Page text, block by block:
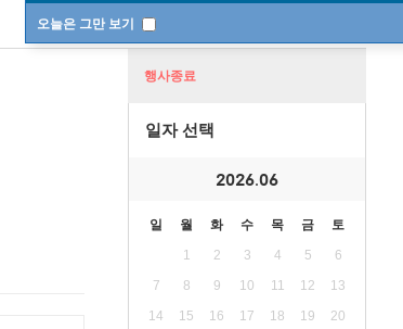
오늘은 그만 보기
행사종료
일자 선택
2026.06
일 월 화 수 목 금
토
1
2 3 4 5
6
7
8 9 10 11 12
13
14
15 16 17 18 19
20